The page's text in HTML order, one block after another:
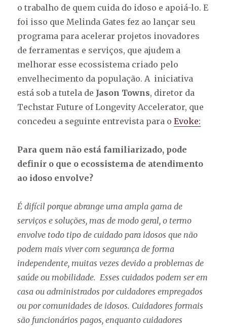
o trabalho de quem cuida do idoso e apoiá-lo. E
foi isso que Melinda Gates fez ao lançar seu
programa para acelerar projetos inovadores
de ferramentas e serviços, que ajudem a
melhorar esse ecossistema criado pelo
envelhecimento da população. A iniciativa
está sob a tutela de Jason Towns, diretor da
Techstar Future of Longevity Accelerator, que
concedeu a seguinte entrevista para oEvoke:
Para quem não está familiarizado, pode
definir o que o ecossistema de atendimento
ao idoso envolve?
É difícil porque abrange uma ampla gama de
serviços e soluções, mas de modo geral, o termo
envolve todo tipo de cuidado para idosos que não
podem mais viver com segurança de forma
independente, muitas vezes devido a problemas de
saúde ou mobilidade. Esses cuidados podem ser em
casa ou administrados por cuidadores empregados
ou por comunidades de idosos. Cuidadores formais
são funcionários pagos, enquanto cuidadores